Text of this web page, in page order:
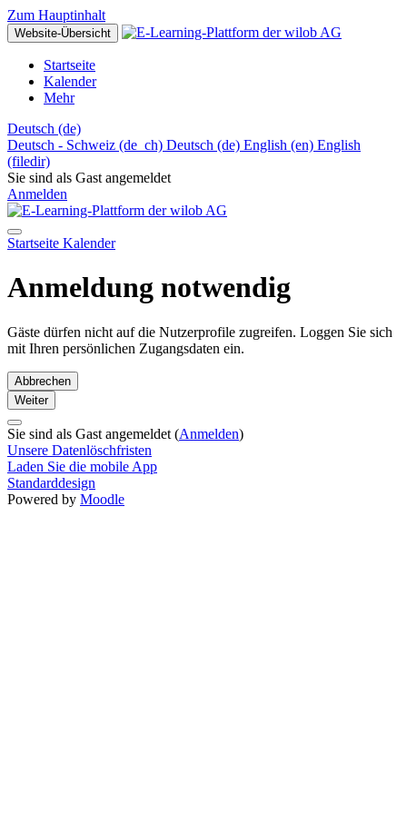
Zum Hauptinhalt
Website-Übersicht
Startseite
Kalender
Mehr
Deutsch ‎(de)‎
Deutsch - Schweiz ‎(de_ch)‎ Deutsch ‎(de)‎ English ‎(en)‎ English
‎(filedir)‎
Sie sind als Gast angemeldet
Anmelden
Startseite Kalender
Anmeldung notwendig
Gäste dürfen nicht auf die Nutzerprofile zugreifen. Loggen Sie sich
mit Ihren persönlichen Zugangsdaten ein.
Abbrechen
Weiter
Sie sind als Gast angemeldet (Anmelden)
Unsere Datenlöschfristen
Laden Sie die mobile App
Standarddesign
Powered by Moodle